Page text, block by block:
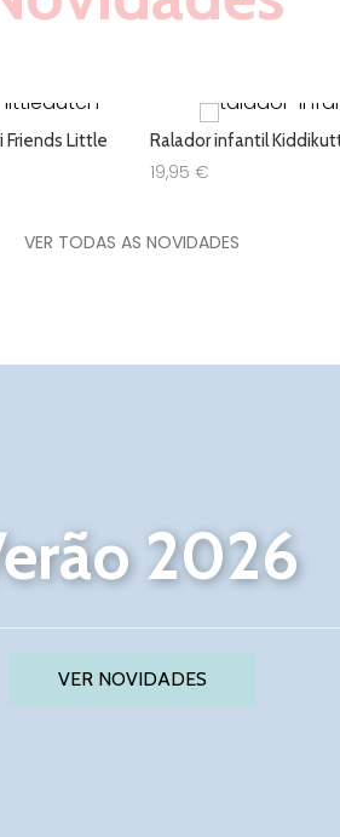
Little
Ralador infantil
19,95 €
VER TODAS AS NOVIDADES
2026
VER NOVIDADES